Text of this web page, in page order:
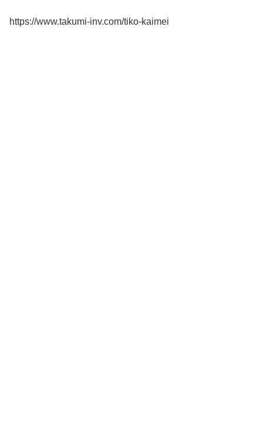
https://www.takumi-inv.com/tiko-kaimei